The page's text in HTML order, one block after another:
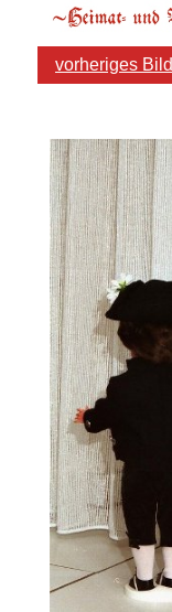
vorheriges Bild